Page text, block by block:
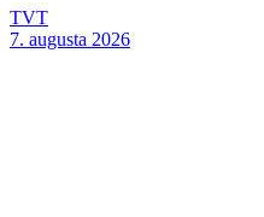
TVT
7. augusta 2026